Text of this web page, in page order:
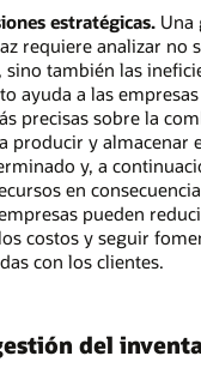
estratégicas.Una
requiere analizar no
sino también las
ayuda a las
precisas sobre la
producir y almacenar
y, a
en
pueden
costos y seguir
con los clientes.
del